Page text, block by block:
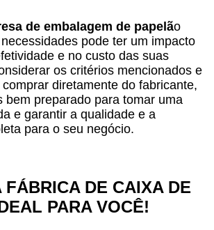
de embalagem de papelão
pode ter um impacto
e no custo das suas
os critérios mencionados e
diretamente do fabricante,
bem preparado para tomar uma
e garantir a qualidade e a
para o seu negócio.
FÁBRICA DE CAIXA DE
PARA VOCÊ!